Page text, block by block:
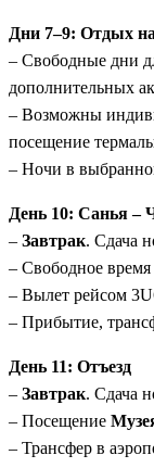
Дни 7–9: Отдых
– Свободные дни
дополнительных
– Возможны
посещение
– Ночи в
День 10: Санья –
– Завтрак. Сдача
– Свободное время
– Вылет рейсом
– Прибытие,
День 11: Отъезд
– Завтрак. Сдача
– Посещение
– Трансфер в